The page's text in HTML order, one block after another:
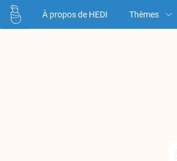
À propos de HEDI Thèmes